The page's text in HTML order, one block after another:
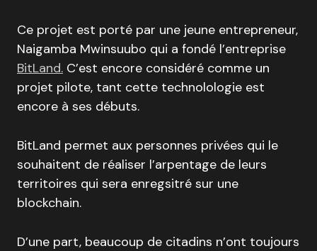
Ce projet est porté par une jeune entrepreneur,
Naigamba Mwinsuubo qui a fondé l’entreprise
BitLand. C’est encore considéré comme un
projet pilote, tant cette technolologie est
encore à ses débuts.
BitLand permet aux personnes privées qui le
souhaitent de réaliser l’arpentage de leurs
territoires qui sera enregsitré sur une
blockchain.
D’une part, beaucoup de citadins n’ont toujours